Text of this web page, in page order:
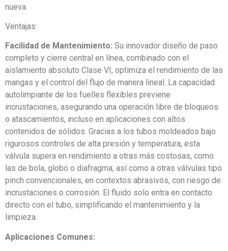
nueva.
Ventajas:
Facilidad de Mantenimiento: Su innovador diseño de paso
completo y cierre central en línea, combinado con el
aislamiento absoluto Clase VI, optimiza el rendimiento de las
mangas y el control del flujo de manera lineal. La capacidad
autolimpiante de los fuelles flexibles previene
incrustaciones, asegurando una operación libre de bloqueos
o atascamientos, incluso en aplicaciones con altos
contenidos de sólidos. Gracias a los tubos moldeados bajo
rigurosos controles de alta presión y temperatura, esta
válvula supera en rendimiento a otras más costosas, como
las de bola, globo o diafragma, así como a otras válvulas tipo
pinch convencionales, en contextos abrasivos, con riesgo de
incrustaciones o corrosión. El fluido solo entra en contacto
directo con el tubo, simplificando el mantenimiento y la
limpieza.
Aplicaciones Comunes: